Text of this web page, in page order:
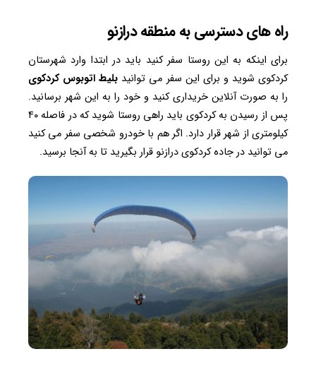
راه های دسترسی به منطقه درازنو
برای اینکه به این روستا سفر کنید باید در ابتدا وارد شهرستان
کردکوی شوید و برای این سفر می توانید بلیط اتوبوس کردکوی
را به صورت آنلاین خریداری کنید و خود را به این شهر برسانید.
پس از رسیدن به کردکوی باید راهی روستا شوید که در فاصله ۴۰
کیلومتری از شهر قرار دارد. اگر هم با خودرو شخصی سفر می کنید
می توانید در جاده کردکوی درازنو قرار بگیرید تا به آنجا برسید.